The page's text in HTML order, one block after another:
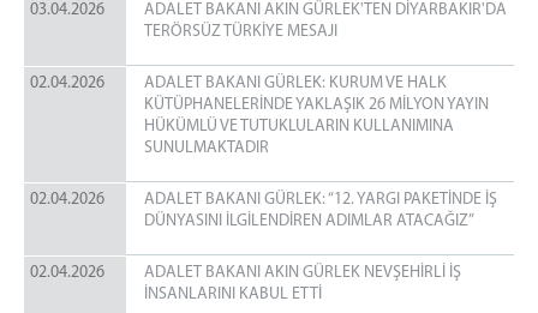
03.04.2026
ADALET BAKANI AKIN GÜRLEK'TEN DİYARBAKIR'DA
TERÖRSÜZ TÜRKİYE MESAJI
02.04.2026
ADALET BAKANI GÜRLEK: KURUM VE HALK
KÜTÜPHANELERİNDE YAKLAŞIK 26 MİLYON YAYIN
HÜKÜMLÜ VE TUTUKLULARIN KULLANIMINA
SUNULMAKTADIR
02.04.2026
ADALET BAKANI GÜRLEK: “12. YARGI PAKETİNDE İŞ
DÜNYASINI İLGİLENDİREN ADIMLAR ATACAĞIZ”
02.04.2026
ADALET BAKANI AKIN GÜRLEK NEVŞEHİRLİ İŞ
İNSANLARINI KABUL ETTİ